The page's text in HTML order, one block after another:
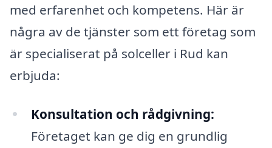
med erfarenhet och kompetens. Här är
några av de tjänster som ett företag som
är specialiserat på solceller i Rud kan
erbjuda:
Konsultation och rådgivning:
Företaget kan ge dig en grundlig